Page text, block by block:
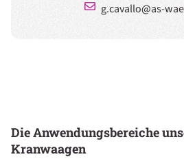
g.cavallo@as-
Die Anwendungsbereiche
Kranwaagen